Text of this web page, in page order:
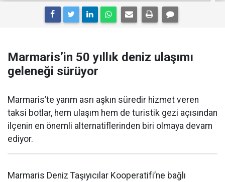
Marmaris’in 50 yıllık deniz ulaşımı
geleneği sürüyor
Marmaris’te yarım asrı aşkın süredir hizmet veren
taksi botlar, hem ulaşım hem de turistik gezi açısından
ilçenin en önemli alternatiflerinden biri olmaya devam
ediyor.
Marmaris Deniz Taşıyıcılar Kooperatifi’ne bağlı